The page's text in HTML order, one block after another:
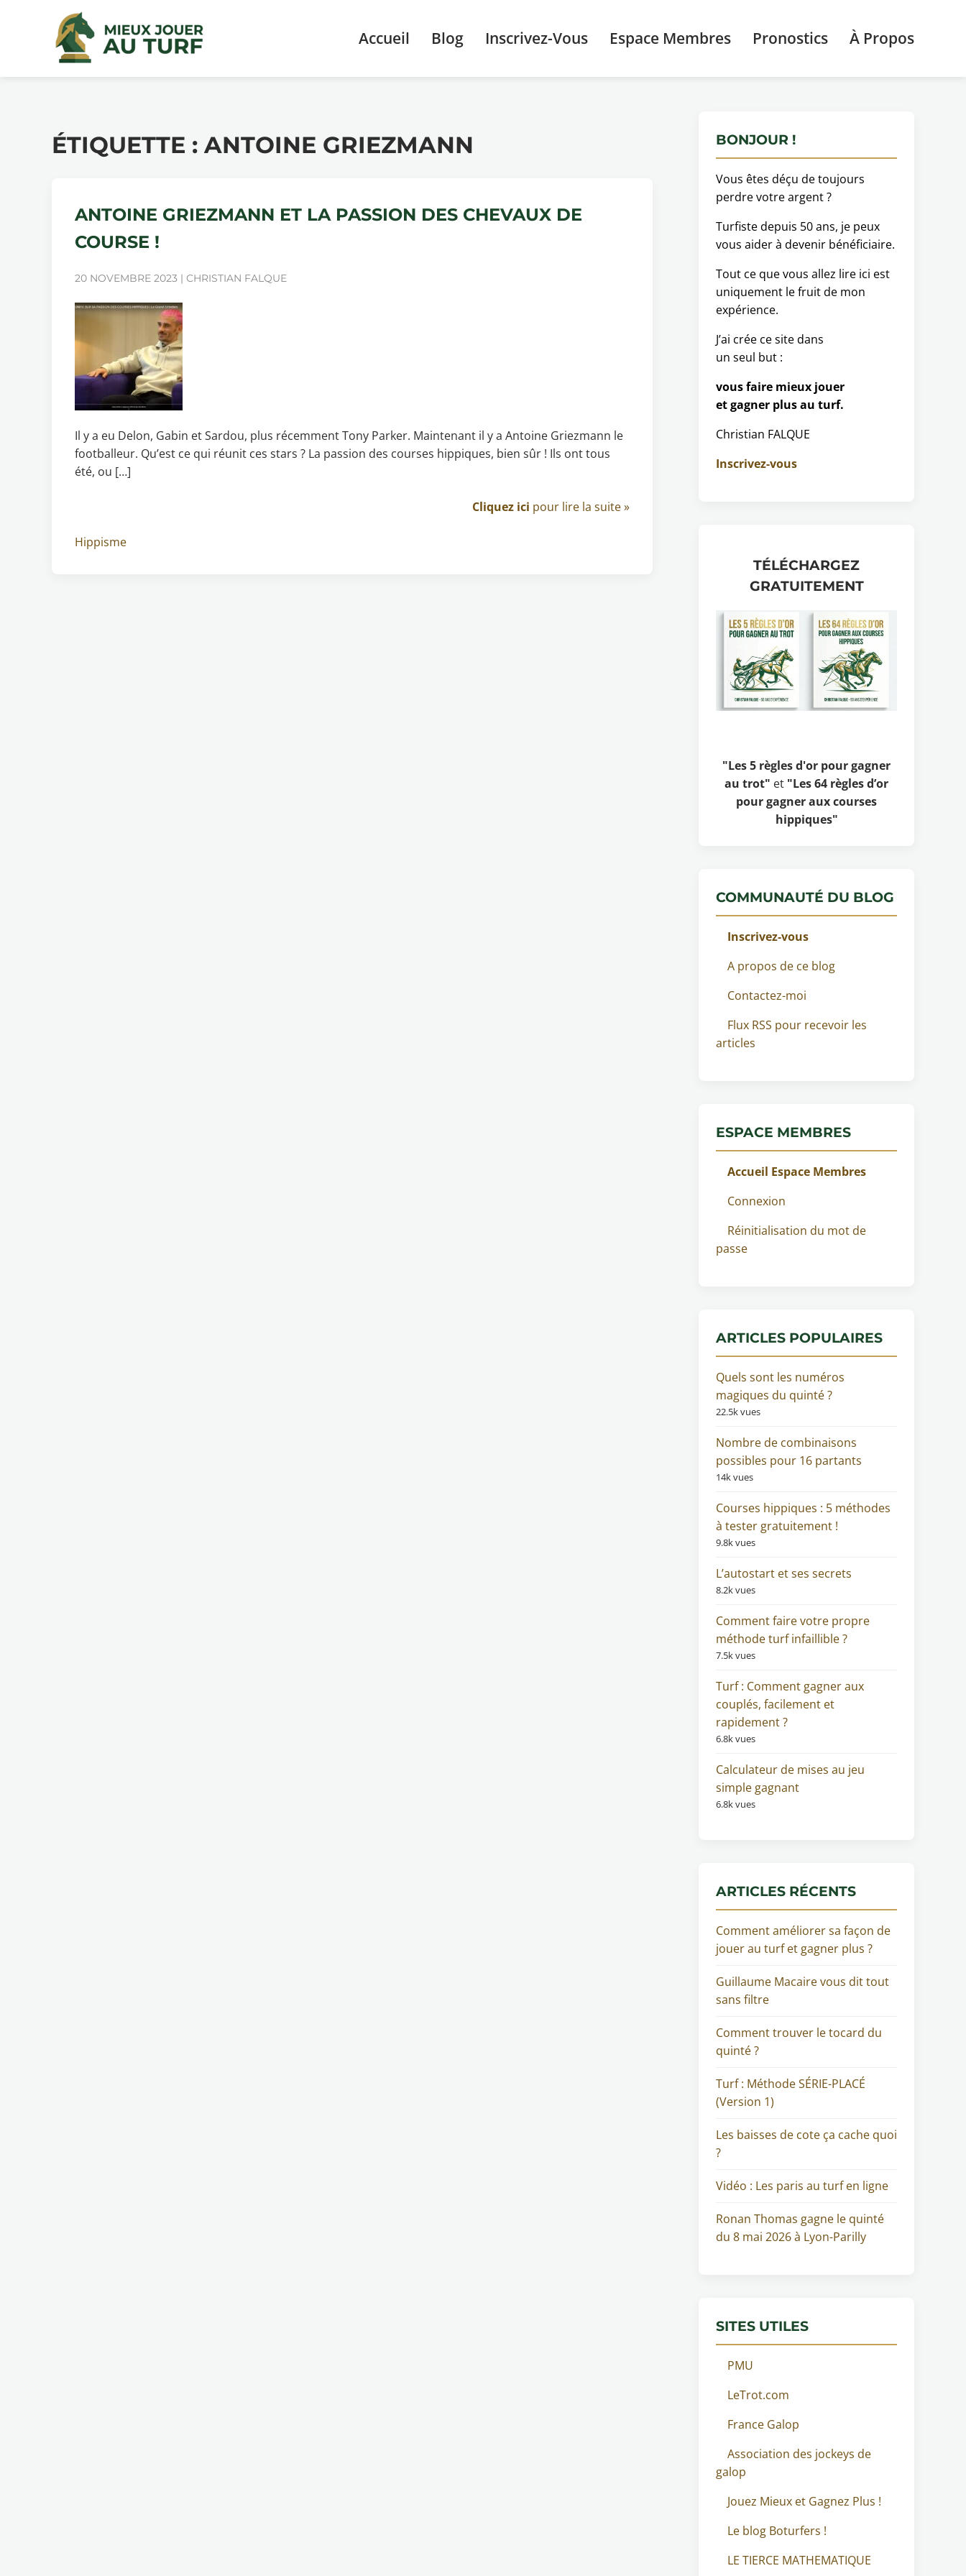
Accueil Blog Inscrivez-Vous Espace Membres Pronostics À Propos
ÉTIQUETTE : ANTOINE GRIEZMANN
ANTOINE GRIEZMANN ET LA PASSION DES CHEVAUX DE
COURSE !
20 NOVEMBRE 2023 | CHRISTIAN FALQUE
Il y a eu Delon, Gabin et Sardou, plus récemment Tony Parker. Maintenant il y a Antoine Griezmann le
footballeur. Qu’est ce qui réunit ces stars ? La passion des courses hippiques, bien sûr ! Ils ont tous
été, ou […]
Cliquez ici pour lire la suite »
Hippisme
BONJOUR !
Vous êtes déçu de toujours
perdre votre argent ?
Turfiste depuis 50 ans, je peux
vous aider à devenir bénéficiaire.
Tout ce que vous allez lire ici est
uniquement le fruit de mon
expérience.
J’ai crée ce site dans
un seul but :
vous faire mieux jouer
et gagner plus au turf.
Christian FALQUE
Inscrivez-vous
TÉLÉCHARGEZ
GRATUITEMENT
"Les 5 règles d'or pour gagner
au trot" et "Les 64 règles d’or
pour gagner aux courses
hippiques"
COMMUNAUTÉ DU BLOG
Inscrivez-vous
A propos de ce blog
Contactez-moi
Flux RSS pour recevoir les
articles
ESPACE MEMBRES
Accueil Espace Membres
Connexion
Réinitialisation du mot de
passe
ARTICLES POPULAIRES
Quels sont les numéros
magiques du quinté ?
22.5k vues
Nombre de combinaisons
possibles pour 16 partants
14k vues
Courses hippiques : 5 méthodes
à tester gratuitement !
9.8k vues
L’autostart et ses secrets
8.2k vues
Comment faire votre propre
méthode turf infaillible ?
7.5k vues
Turf : Comment gagner aux
couplés, facilement et
rapidement ?
6.8k vues
Calculateur de mises au jeu
simple gagnant
6.8k vues
ARTICLES RÉCENTS
Comment améliorer sa façon de
jouer au turf et gagner plus ?
Guillaume Macaire vous dit tout
sans filtre
Comment trouver le tocard du
quinté ?
Turf : Méthode SÉRIE-PLACÉ
(Version 1)
Les baisses de cote ça cache quoi
?
Vidéo : Les paris au turf en ligne
Ronan Thomas gagne le quinté
du 8 mai 2026 à Lyon-Parilly
SITES UTILES
PMU
LeTrot.com
France Galop
Association des jockeys de
galop
Jouez Mieux et Gagnez Plus !
Le blog Boturfers !
LE TIERCE MATHEMATIQUE